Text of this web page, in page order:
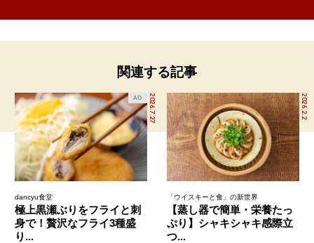
関連する記事
2026.7.27
AD
dancyu食堂
極上黒瀬ぶりをフライと刺
身で！贅沢なフライ3種盛
り...
2026.2.2
「ウイスキーと食」の新世界
【蒸し器で簡単・栄養たっ
ぷり】シャキシャキ感際立
つ...